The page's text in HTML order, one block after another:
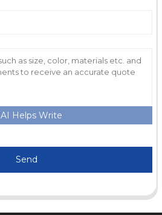
AI Helps Write
Send